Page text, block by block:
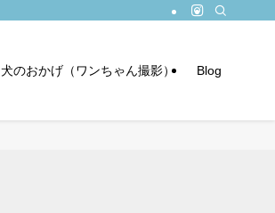
犬のおかげ（ワンちゃん撮影） Blog